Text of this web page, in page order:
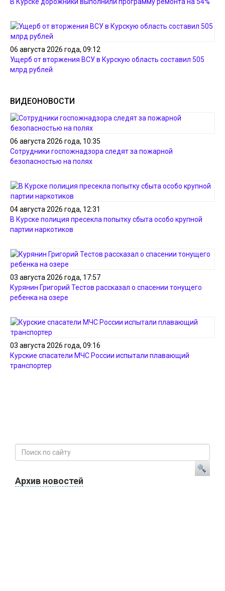
06 августа 2026 года, 09:12
Ущерб от вторжения ВСУ в Курскую область составил 505
млрд рублей
ВИДЕОНОВОСТИ
06 августа 2026 года, 10:35
Сотрудники госпожнадзора следят за пожарной
безопасностью на полях
04 августа 2026 года, 12:31
В Курске полиция пресекла попытку сбыта особо крупной
партии наркотиков
03 августа 2026 года, 17:57
Курянин Григорий Тестов рассказал о спасении тонущего
ребенка на озере
03 августа 2026 года, 09:16
Курские спасатели МЧС России испытали плавающий
транспортер
Архив новостей